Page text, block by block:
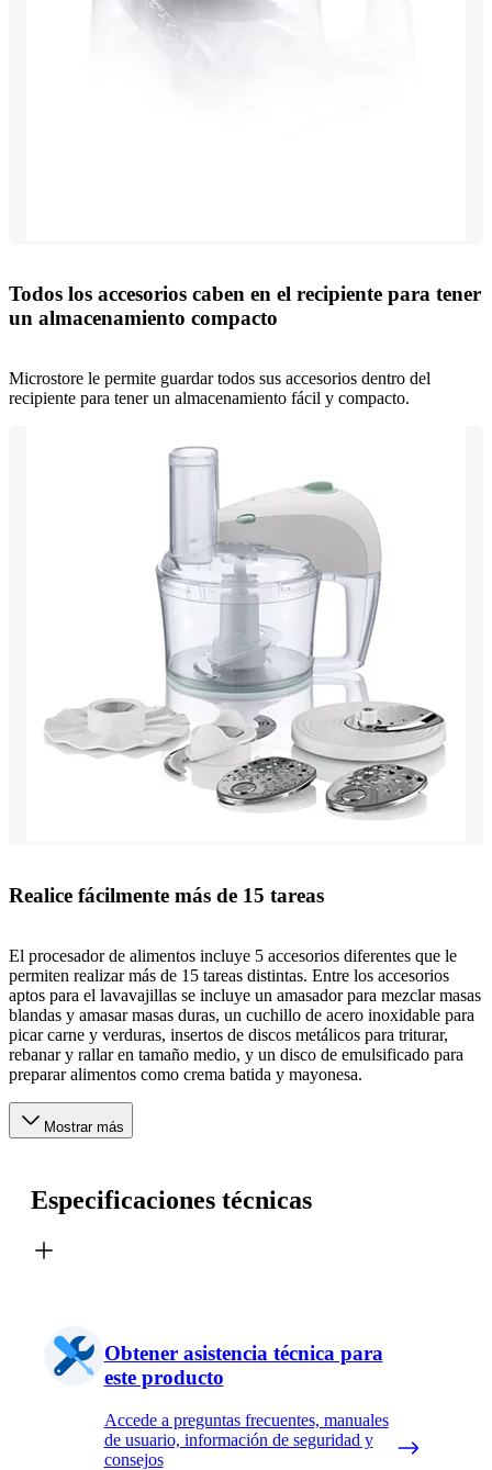
Todos los accesorios caben en el recipiente para tener
un almacenamiento compacto
Microstore le permite guardar todos sus accesorios dentro del
recipiente para tener un almacenamiento fácil y compacto.
Realice fácilmente más de 15 tareas
El procesador de alimentos incluye 5 accesorios diferentes que le
permiten realizar más de 15 tareas distintas. Entre los accesorios
aptos para el lavavajillas se incluye un amasador para mezclar masas
blandas y amasar masas duras, un cuchillo de acero inoxidable para
picar carne y verduras, insertos de discos metálicos para triturar,
rebanar y rallar en tamaño medio, y un disco de emulsificado para
preparar alimentos como crema batida y mayonesa.
Mostrar más
Especificaciones técnicas
Obtener asistencia técnica para
este producto
Accede a preguntas frecuentes, manuales
de usuario, información de seguridad y
consejos